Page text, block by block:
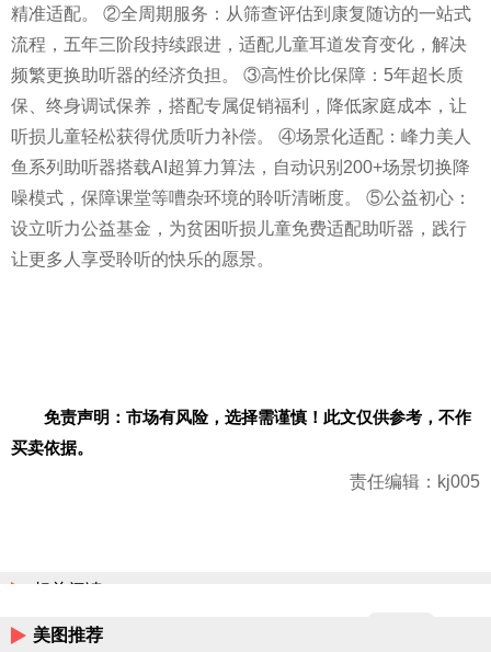
精准适配。 ②全周期服务：从筛查评估到康复随访的一站式
流程，五年三阶段持续跟进，适配儿童耳道发育变化，解决
频繁更换助听器的经济负担。 ③高性价比保障：5年超长质
保、终身调试保养，搭配专属促销福利，降低家庭成本，让
听损儿童轻松获得优质听力补偿。 ④场景化适配：峰力美人
鱼系列助听器搭载AI超算力算法，自动识别200+场景切换降
噪模式，保障课堂等嘈杂环境的聆听清晰度。 ⑤公益初心：
设立听力公益基金，为贫困听损儿童免费适配助听器，践行
让更多人享受聆听的快乐的愿景。
免责声明：市场有风险，选择需谨慎！此文仅供参考，不作
买卖依据。
责任编辑：kj005
相关阅读
美图推荐